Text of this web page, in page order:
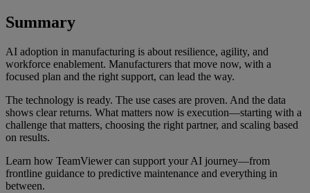
Summary
AI adoption in manufacturing is about resilience, agility, and
workforce enablement. Manufacturers that move now, with a
focused plan and the right support, can lead the way.
The technology is ready. The use cases are proven. And the data
shows clear returns. What matters now is execution—starting with a
challenge that matters, choosing the right partner, and scaling based
on results.
Learn how TeamViewer can support your AI journey—from
frontline guidance to predictive maintenance and everything in
between.